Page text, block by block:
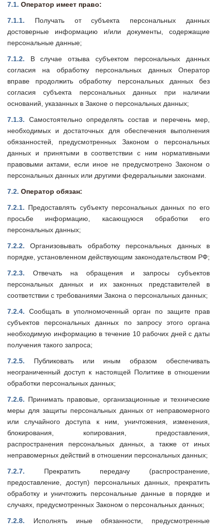
7.1. Оператор имеет право:
7.1.1.
Получать от субъекта персональных данных
достоверные информацию и/или документы, содержащие
персональные данные;
7.1.2.
В случае отзыва субъектом персональных данных
согласия на обработку персональных данных Оператор
вправе продолжить обработку персональных данных без
согласия субъекта персональных данных при наличии
оснований, указанных в Законе о персональных данных;
7.1.3.
Самостоятельно определять состав и перечень мер,
необходимых и достаточных для обеспечения выполнения
обязанностей, предусмотренных Законом о персональных
данных и принятыми в соответствии с ним нормативными
правовыми актами, если иное не предусмотрено Законом о
персональных данных или другими федеральными законами.
7.2. Оператор обязан:
7.2.1. Предоставлять субъекту персональных данных по его
просьбе информацию, касающуюся обработки его
персональных данных;
7.2.2.
Организовывать обработку персональных данных в
порядке, установленном действующим законодательством РФ;
7.2.3.
Отвечать на обращения и запросы субъектов
персональных данных и их законных представителей в
соответствии с требованиями Закона о персональных данных;
7.2.4.
Сообщать в уполномоченный орган по защите прав
субъектов персональных данных по запросу этого органа
необходимую информацию в течение 10 рабочих дней с даты
получения такого запроса;
7.2.5.
Публиковать или иным образом обеспечивать
неограниченный доступ к настоящей Политике в отношении
обработки персональных данных;
7.2.6. Принимать правовые, организационные и технические
меры для защиты персональных данных от неправомерного
или случайного доступа к ним, уничтожения, изменения,
блокирования, копирования, предоставления,
распространения персональных данных, а также от иных
неправомерных действий в отношении персональных данных;
7.2.7.
Прекратить передачу (распространение,
предоставление, доступ) персональных данных, прекратить
обработку и уничтожить персональные данные в порядке и
случаях, предусмотренных Законом о персональных данных;
7.2.8.
Исполнять иные обязанности, предусмотренные